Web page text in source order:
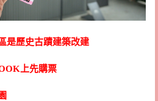
是歷史古蹟建築改建
上先購票